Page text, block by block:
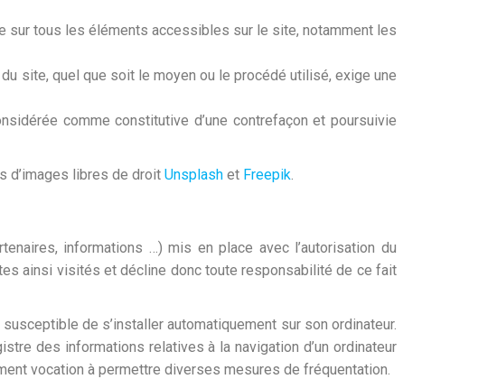
tous les éléments accessibles sur le site, notamment les
site, quel que soit le moyen ou le procédé utilisé, exige une
comme constitutive d’une contrefaçon et poursuivie
d’images libres de droit Unsplash et Freepik.
informations …) mis en place avec l’autorisation du
ainsi visités et décline donc toute responsabilité de ce fait
de s’installer automatiquement sur son ordinateur.
des informations relatives à la navigation d’un ordinateur
vocation à permettre diverses mesures de fréquentation.